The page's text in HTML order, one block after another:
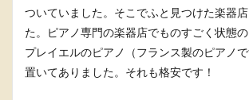
ついていました。そこでふと見つけた楽器
た。ピアノ専門の楽器店でものすごく状態
プレイエルのピアノ（フランス製のピアノ
置いてありました。それも格安です！